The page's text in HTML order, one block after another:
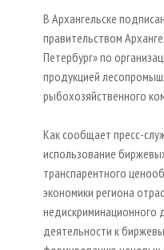
В Архангельске
правительством
Петербург» по
продукцией
рыбохозяйственного
Как сообщает пресс-
использование
транспарентного
экономики региона
недискриминационного
деятельности к